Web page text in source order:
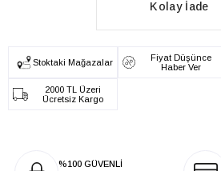
Kolay İade
Stoktaki Mağazalar
Fiyat Düşünce
Haber Ver
2000 TL Üzeri
Ücretsiz Kargo
%100 GÜVENLİ